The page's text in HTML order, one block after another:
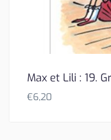
Max et Lili : 19.
€6,20